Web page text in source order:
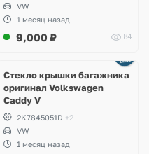
VW
1 месяц назад
9,000 ₽ 84
Стекло крышки багажника
оригинал Volkswagen
Caddy V
2K7845051D +2
VW
1 месяц назад